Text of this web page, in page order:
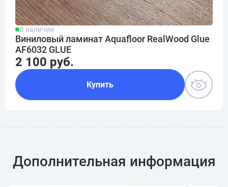
В наличии
Виниловый ламинат Aquafloor RealWood Glue
AF6032 GLUE
2 100 руб.
Купить
Дополнительная информация